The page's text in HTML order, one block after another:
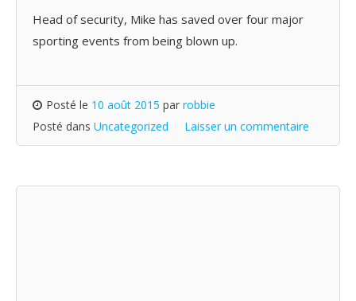
Head of security, Mike has saved over four major
sporting events from being blown up.
Posté le 10 août 2015 par robbie
Posté dans Uncategorized Laisser un commentaire